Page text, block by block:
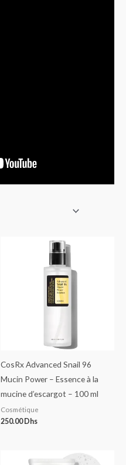
CosRx Advanced Snail 96
Mucin Power – Essence à la
mucine d’escargot – 100 ml
Cosmétique
250.00 Dhs